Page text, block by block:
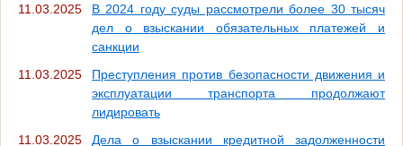
11.03.2025
В 2024 году суды рассмотрели более 30 тысяч
дел о взыскании обязательных платежей и
санкции
11.03.2025
Преступления против безопасности движения и
эксплуатации транспорта продолжают
лидировать
11.03.2025
Дела о взыскании кредитной задолженности